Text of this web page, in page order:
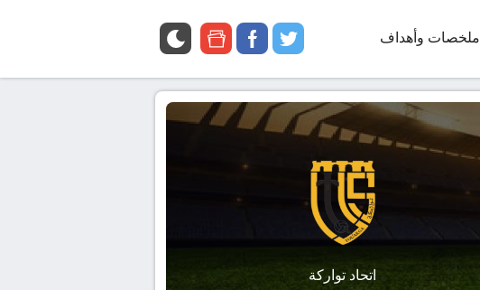
ملخصات وأهداف twitter
facebook
google
اتحاد تواركة